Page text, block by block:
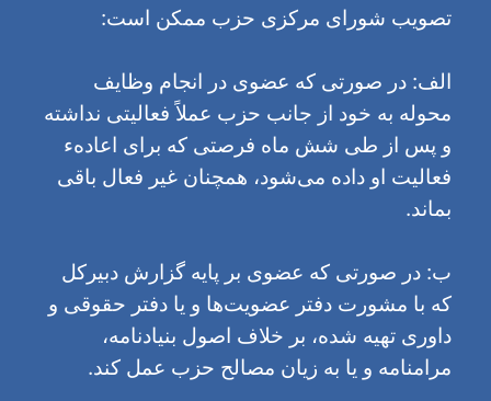
تصویب شورای مرکزی حزب ممکن است:
الف: در صورتی که عضوی در انجام وظایف
محوله به خود از جانب حزب عملاً فعالیتی نداشته
و پس از طی شش ماه فرصتی که برای اعادهء
فعالیت او داده می‌شود، همچنان غیر فعال باقی
بماند.
ب: در صورتی که عضوی بر پایه گزارش دبیرکل
که با مشورت دفتر عضویت‌ها و یا دفتر حقوقی و
داوری تهیه شده، بر خلاف اصول بنیادنامه،
مرامنامه و یا به زیان مصالح حزب عمل کند.